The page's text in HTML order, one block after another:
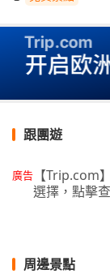
跟團遊
廣告 【Trip.com
選擇，點擊
周邊景點